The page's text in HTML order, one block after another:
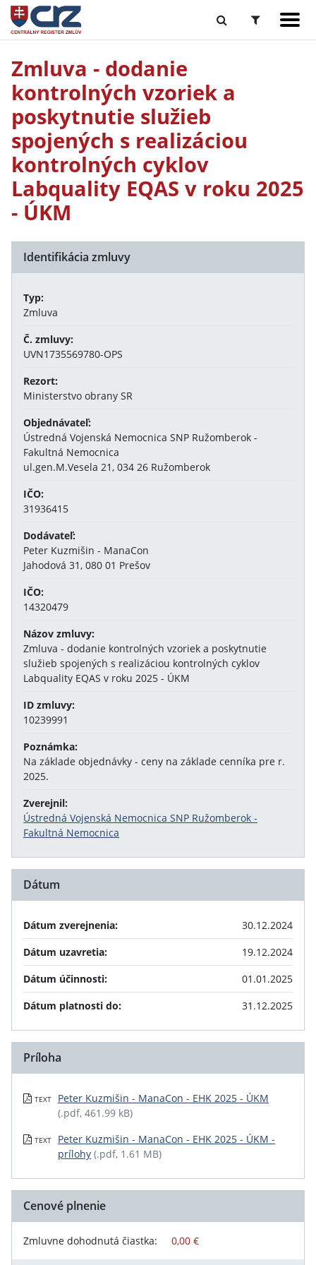
Zmluva - dodanie
kontrolných vzoriek a
poskytnutie služieb
spojených s realizáciou
kontrolných cyklov
Labquality EQAS v roku 2025
- ÚKM
Identifikácia zmluvy
Typ:
Zmluva
Č. zmluvy:
UVN1735569780-OPS
Rezort:
Ministerstvo obrany SR
Objednávateľ:
Ústredná Vojenská Nemocnica SNP Ružomberok -
Fakultná Nemocnica
ul.gen.M.Vesela 21, 034 26 Ružomberok
IČO:
31936415
Dodávateľ:
Peter Kuzmišin - ManaCon
Jahodová 31, 080 01 Prešov
IČO:
14320479
Názov zmluvy:
Zmluva - dodanie kontrolných vzoriek a poskytnutie
služieb spojených s realizáciou kontrolných cyklov
Labquality EQAS v roku 2025 - ÚKM
ID zmluvy:
10239991
Poznámka:
Na základe objednávky - ceny na základe cenníka pre r.
2025.
Zverejnil:
Ústredná Vojenská Nemocnica SNP Ružomberok -
Fakultná Nemocnica
Dátum
Dátum zverejnenia:
30.12.2024
Dátum uzavretia:
19.12.2024
Dátum účinnosti:
01.01.2025
Dátum platnosti do:
31.12.2025
Príloha
TEXT
Peter Kuzmišin - ManaCon - EHK 2025 - ÚKM
(.pdf, 461.99 kB)
TEXT
Peter Kuzmišin - ManaCon - EHK 2025 - ÚKM -
prílohy (.pdf, 1.61 MB)
Cenové plnenie
Zmluvne dohodnutá čiastka: 0,00 €